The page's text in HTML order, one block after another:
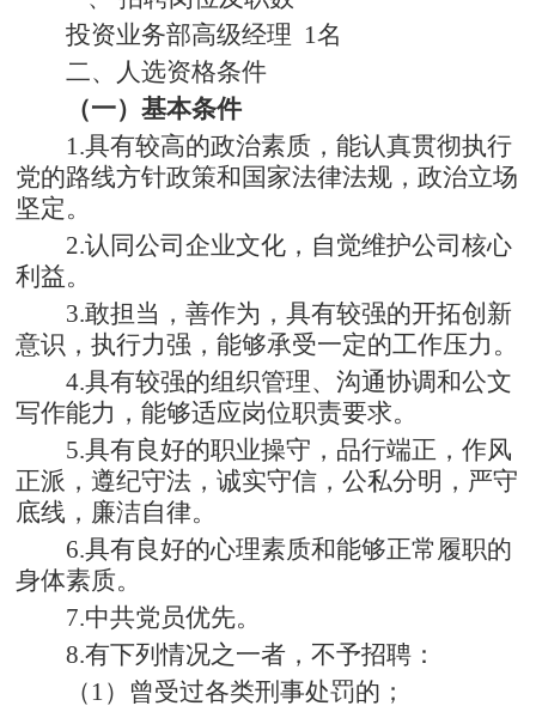
投资业务部高级经理 1名
二、
人选资格条件
（一）基本条件
1.具有较高的政治素质，能认真贯彻执行
党的路线方针政策和国家法律法规，政治立场
坚定。
2.认同公司企业文化，自觉维护公司核心
利益。
3.敢担当，善作为，具有较强的开拓创新
意识，执行力强，能够承受一定的工作压力。
4.具有较强的组织管理、沟通协调和公文
写作能力，能够适应岗位职责要求。
5.具有良好的职业操守，品行端正，作风
正派，遵纪守法，诚实守信，公私分明，严守
底线，廉洁自律。
6.具有良好的心理素质和能够正常履职的
身体素质。
7.中共党员优先。
8.有下列情况之一者，不予招聘：
（ 1） 曾受过各类刑事处罚的；